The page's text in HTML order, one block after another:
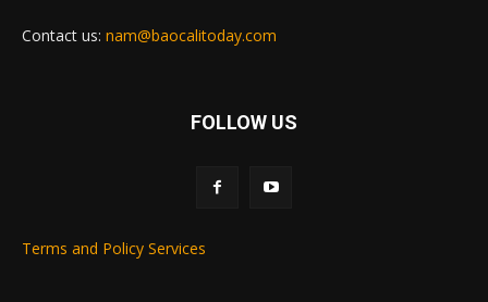
Contact us: nam@baocalitoday.com
FOLLOW US
Terms and Policy Services